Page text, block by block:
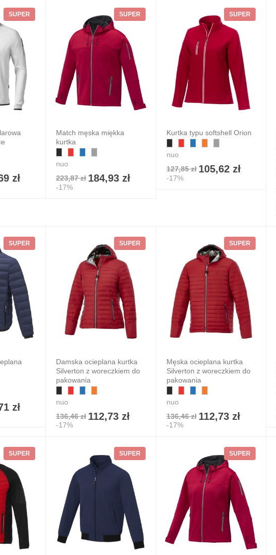
SUPER
zł
SUPER
Match męska miękka
kurtka
nuo
223,87 zł 184,93 zł
-17%
SUPER
Kurtka typu softshell Orion
nuo
127,85 zł 105,62 zł
-17%
SUPER
zł
SUPER
Damska ocieplana kurtka
Silverton z woreczkiem do
pakowania
nuo
136,46 zł 112,73 zł
-17%
SUPER
Męska ocieplana kurtka
Silverton z woreczkiem do
pakowania
nuo
136,46 zł 112,73 zł
-17%
SUPER SUPER SUPER